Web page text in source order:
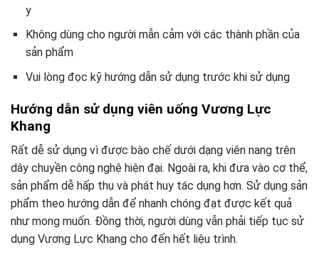
y
Không dùng cho người mẫn cảm với các thành phần của
sản phẩm
Vui lòng đọc kỹ hướng dẫn sử dụng trước khi sử dụng
Hướng dẫn sử dụng viên uống Vương Lực
Khang
Rất dễ sử dụng vì được bào chế dưới dạng viên nang trên
dây chuyền công nghệ hiện đại. Ngoài ra, khi đưa vào cơ thể,
sản phẩm dễ hấp thụ và phát huy tác dụng hơn. Sử dụng sản
phẩm theo hướng dẫn để nhanh chóng đạt được kết quả
như mong muốn. Đồng thời, người dùng vẫn phải tiếp tục sử
dụng Vương Lực Khang cho đến hết liệu trình.